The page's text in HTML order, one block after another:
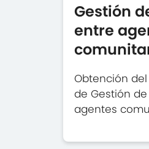
Gestión
entre
Obtención
de Gestión
agentes